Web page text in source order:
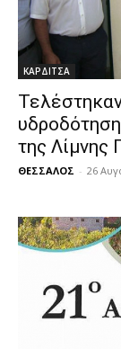
ΚΑΡΔΙΤΣΑ
της Λίμνης
ΘΕΣΣΑΛΟΣ - 26